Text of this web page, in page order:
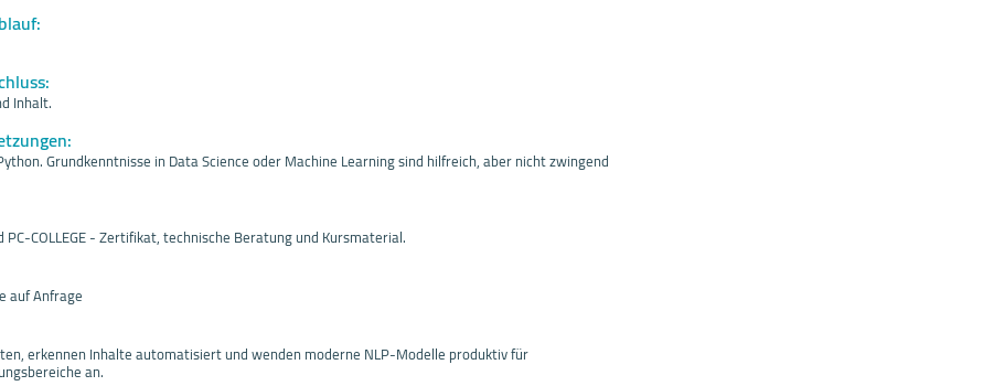
Inhalt.
Grundkenntnisse in Data Science oder Machine Learning sind hilfreich, aber nicht zwingend
COLLEGE - Zertifikat, technische Beratung und Kursmaterial.
auf Anfrage
erkennen Inhalte automatisiert und wenden moderne NLP-Modelle produktiv für
an.